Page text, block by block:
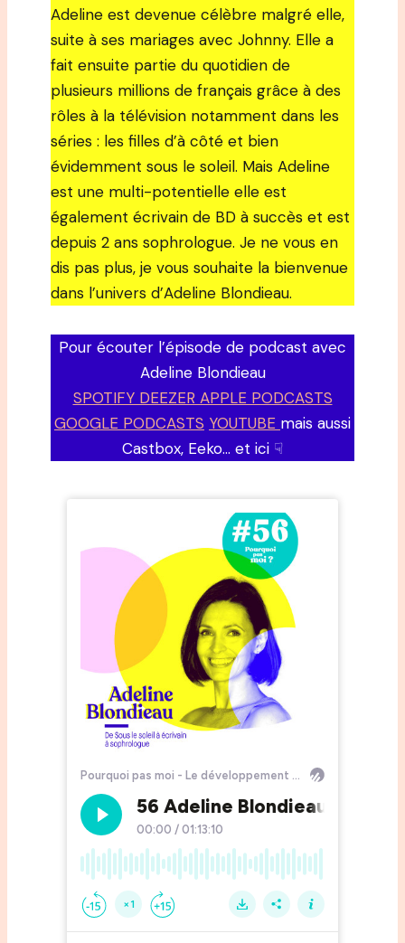
Adeline est devenue célèbre malgré elle,
suite à ses mariages avec Johnny. Elle a
fait ensuite partie du quotidien de
plusieurs millions de français grâce à des
rôles à la télévision notamment dans les
séries : les filles d’à côté et bien
évidemment sous le soleil. Mais Adeline
est une multi-potentielle elle est
également écrivain de BD à succès et est
depuis 2 ans sophrologue. Je ne vous en
dis pas plus, je vous souhaite la bienvenue
dans l’univers d’Adeline Blondieau.
Pour écouter l’épisode de podcast avec
Adeline Blondieau
SPOTIFY DEEZER APPLE PODCASTS
GOOGLE PODCASTS YOUTUBE mais aussi
Castbox, Eeko… et ici ☟